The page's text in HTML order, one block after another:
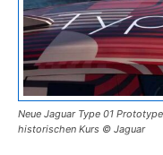
Neue Jaguar Type 01
historischen Kurs © Jaguar